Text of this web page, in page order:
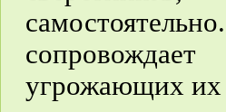
угрожающих их